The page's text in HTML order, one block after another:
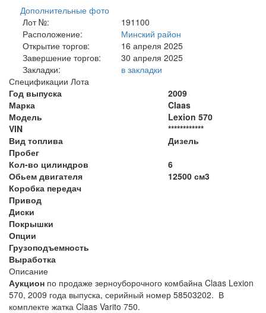
Дополнительные фото
Лот №:
191100
Расположение:
Минский район
Открытие торгов:
16 апреля 2025
Завершение торгов:
30 апреля 2025
Закладки:
в закладки
Спецификации Лота
Год выпуска
2009
Марка
Claas
Модель
Lexion 570
VIN
************
Вид топлива
Дизель
Пробег
Кол-во цилиндров
6
Обьем двигателя
12500 см3
Коробка передач
Привод
Диски
Покрышки
Опции
Грузоподъемность
Выработка
Описание
Аукцион по продаже зерноуборочного комбайна Claas Lexion
570, 2009 года выпуска, серийный номер 58503202. В
комплекте жатка Claas Varito 750.